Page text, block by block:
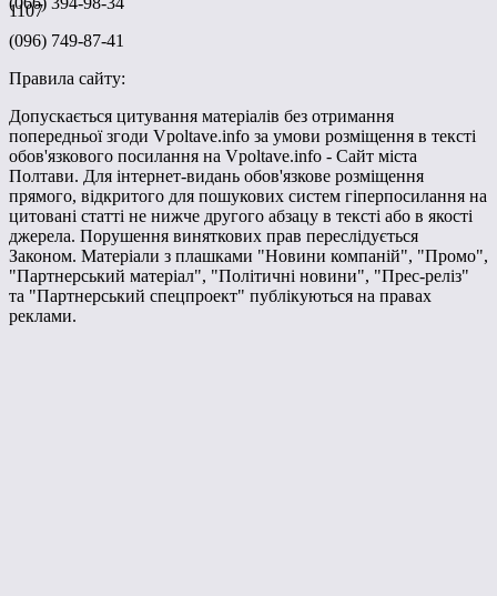
1107
(096) 749-87-41
Правила сайту:
Допускається цитування матеріалів без отримання
попередньої згоди Vpoltave.info за умови розміщення в тексті
обов'язкового посилання на Vpoltave.info - Сайт міста
Полтави. Для інтернет-видань обов'язкове розміщення
прямого, відкритого для пошукових систем гіперпосилання на
цитовані статті не нижче другого абзацу в тексті або в якості
джерела. Порушення виняткових прав переслідується
Законом. Матеріали з плашками "Новини компаній", "Промо",
"Партнерський матеріал", "Політичні новини", "Прес-реліз"
та "Партнерський спецпроект" публікуються на правах
реклами.